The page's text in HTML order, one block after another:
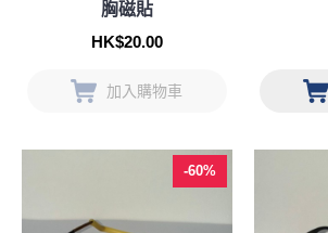
胸磁貼
HK$20.00
加入購物車
-60%